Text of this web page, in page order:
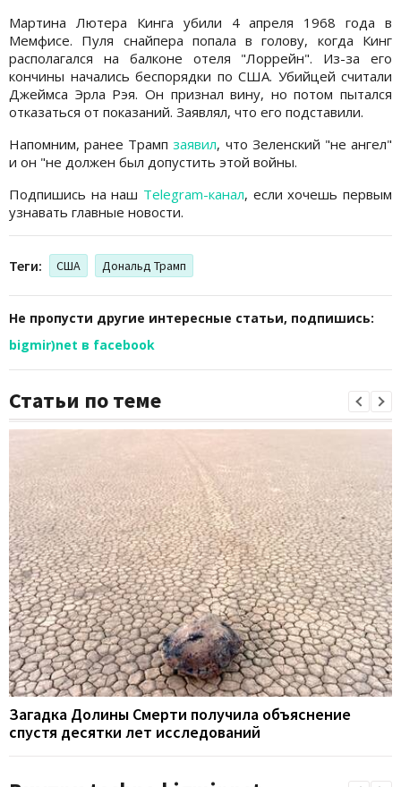
Мартина Лютера Кинга убили 4 апреля 1968 года в
Мемфисе. Пуля снайпера попала в голову, когда Кинг
располагался на балконе отеля "Лоррейн". Из-за его
кончины начались беспорядки по США. Убийцей считали
Джеймса Эрла Рэя. Он признал вину, но потом пытался
отказаться от показаний. Заявлял, что его подставили.
Напомним, ранее Трампзаявил, что Зеленский "не ангел"
и он "не должен был допустить этой войны.
Подпишись на наш Telegram-канал, если хочешь первым
узнавать главные новости.
Теги: США Дональд Трамп
Не пропусти другие интересные статьи, подпишись:
bigmir)net в facebook
Статьи по теме
Загадка Долины Смерти получила объяснение
спустя десятки лет исследований